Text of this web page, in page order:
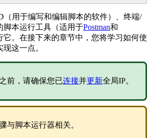
（用于编写和编辑脚本的软件）、终端/
脚本运行工具（适用于Postman和
它。在接下来的章节中，您将学习如何使
这一点。
前，请确保您已连接并更新全局IP。
与脚本运行器相关。